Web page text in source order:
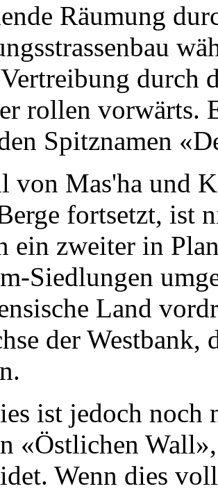
Räumung
durch
rollen vorwärts.
Spitznamen
von Mas'ha und
fortsetzt, ist
ein zweiter in
Siedlungen
Land
der Westbank,
ist jedoch noch
«Östlichen
Wenn dies